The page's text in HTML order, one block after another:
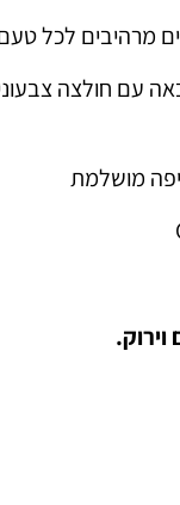
מרהיבים לכל
עם חולצה
מושלמת